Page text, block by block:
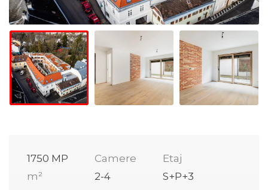
1750 MP
m²
Camere
2-4
Etaj
S+P+3